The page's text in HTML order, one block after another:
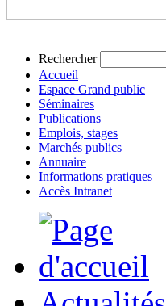
Rechercher
Accueil
Espace Grand public
Séminaires
Publications
Emplois, stages
Marchés publics
Annuaire
Informations pratiques
Accès Intranet